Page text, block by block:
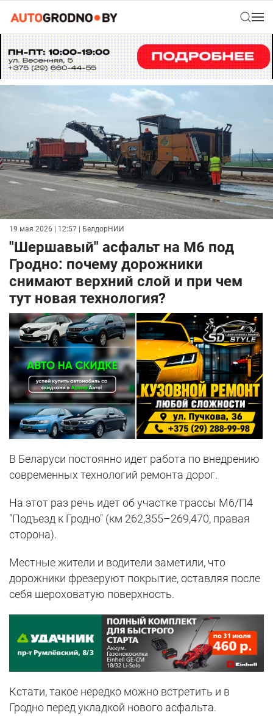
19 мая 2026 | 12:57 | БелдорНИИ
"Шершавый" асфальт на М6 под
Гродно: почему дорожники
снимают верхний слой и при чем
тут новая технология?
В Беларуси постоянно идет работа по внедрению
современных технологий ремонта дорог.
На этот раз речь идет об участке трассы М6/П4
"Подъезд к Гродно" (км 262,355–269,470, правая
сторона).
Местные жители и водители заметили, что
дорожники фрезеруют покрытие, оставляя после
себя шероховатую поверхность.
Кстати, такое нередко можно встретить и в
Гродно перед укладкой нового асфальта.